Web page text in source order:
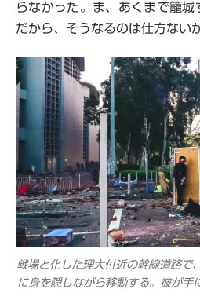
らなかった。ま、あくまで籠
だから、そうなるのは仕方ない
戦場と化した理大付近の幹線道路で
に身を隠しながら移動する。彼が